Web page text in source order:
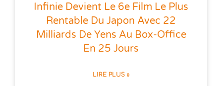
Infinie Devient Le 6e Film Le Plus
Rentable Du Japon Avec 22
Milliards De Yens Au Box-Office
En 25 Jours
LIRE PLUS »